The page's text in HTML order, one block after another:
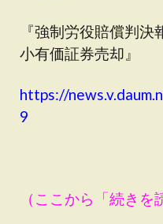
『強制労役賠償判
小有価証券売却』
https://
9
（ここから「続きを